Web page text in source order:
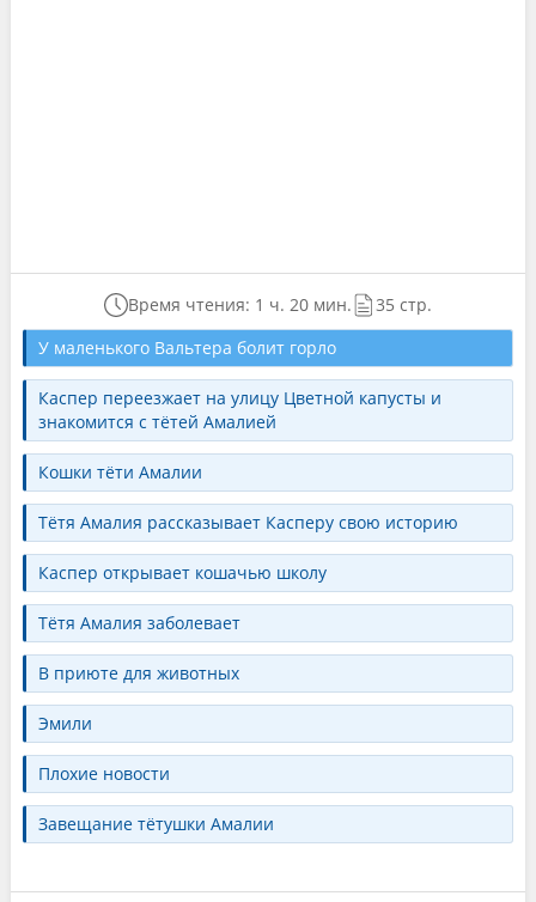
Время чтения: 1 ч. 20 мин.
35 стр.
У маленького Вальтера болит горло
Каспер переезжает на улицу Цветной капусты и
знакомится с тётей Амалией
Кошки тёти Амалии
Тётя Амалия рассказывает Касперу свою историю
Каспер открывает кошачью школу
Тётя Амалия заболевает
В приюте для животных
Эмили
Плохие новости
Завещание тётушки Амалии